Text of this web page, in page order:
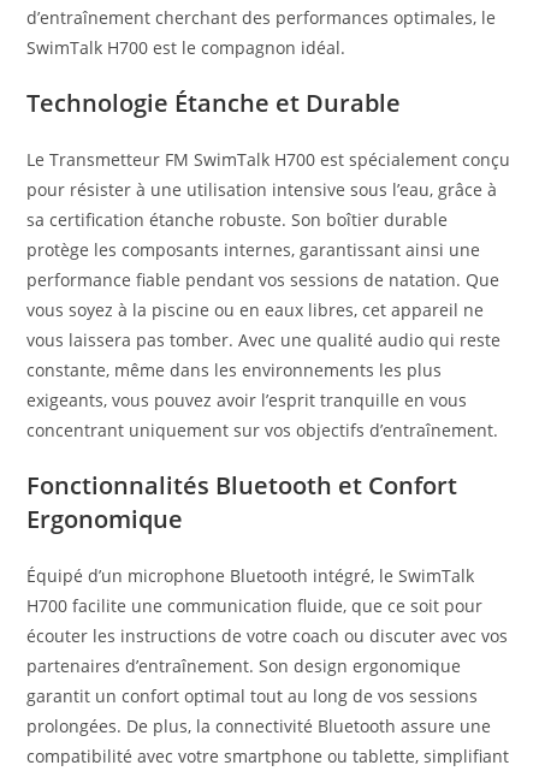
d’entraînement cherchant des performances optimales, le
SwimTalk H700 est le compagnon idéal.
Technologie Étanche et Durable
Le Transmetteur FM SwimTalk H700 est spécialement conçu
pour résister à une utilisation intensive sous l’eau, grâce à
sa certification étanche robuste. Son boîtier durable
protège les composants internes, garantissant ainsi une
performance fiable pendant vos sessions de natation. Que
vous soyez à la piscine ou en eaux libres, cet appareil ne
vous laissera pas tomber. Avec une qualité audio qui reste
constante, même dans les environnements les plus
exigeants, vous pouvez avoir l’esprit tranquille en vous
concentrant uniquement sur vos objectifs d’entraînement.
Fonctionnalités Bluetooth et Confort
Ergonomique
Équipé d’un microphone Bluetooth intégré, le SwimTalk
H700 facilite une communication fluide, que ce soit pour
écouter les instructions de votre coach ou discuter avec vos
partenaires d’entraînement. Son design ergonomique
garantit un confort optimal tout au long de vos sessions
prolongées. De plus, la connectivité Bluetooth assure une
compatibilité avec votre smartphone ou tablette, simplifiant